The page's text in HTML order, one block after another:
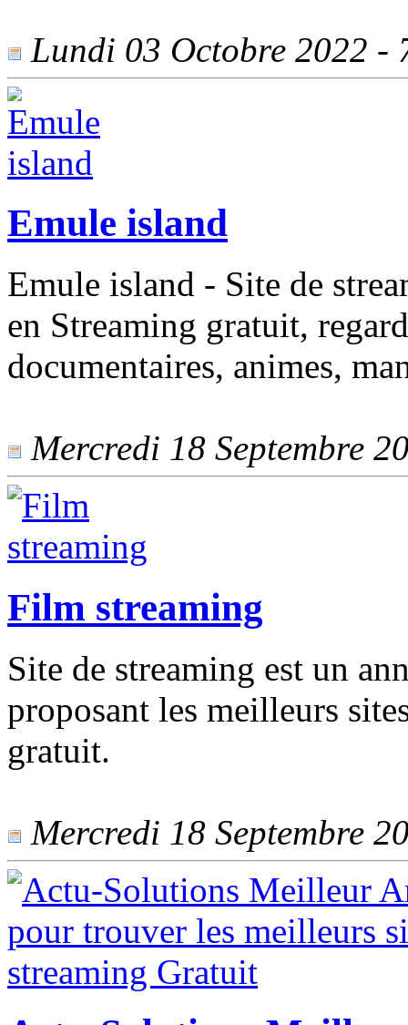
Lundi 03 Octobre 2022 -
Emule island
Emule island - Site de
en Streaming gratuit,
documentaires, animes,
Mercredi 18 Septembre
Film streaming
Site de streaming est un
proposant les meilleurs
gratuit.
Mercredi 18 Septembre